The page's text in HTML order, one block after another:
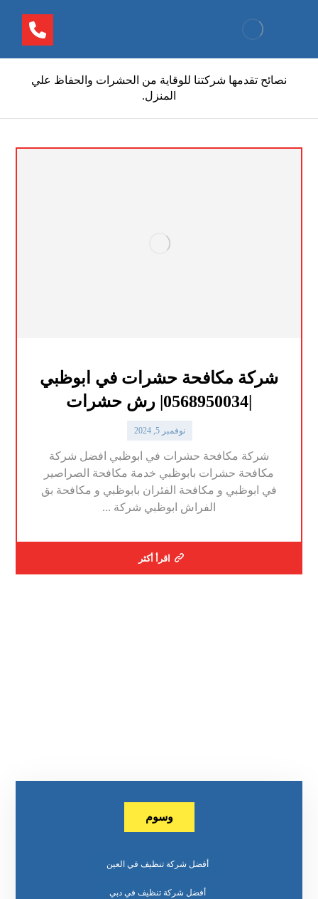
نصائح تقدمها شركتنا للوقاية من الحشرات والحفاظ علي
المنزل.
شركة مكافحة حشرات في ابوظبي
نوفمبر 5, 2024
شركة مكافحة حشرات في ابوظبي افضل شركة
مكافحة حشرات بابوظبي خدمة مكافحة الصراصير
في ابوظبي و مكافحة الفئران بابوظبي و مكافحة بق
الفراش ابوظبي شركة ...
اقرأ أكثر
وسوم
أفضل شركة تنظيف في العين
أفضل شركة تنظيف في دبي